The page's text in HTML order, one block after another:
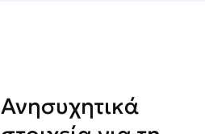
Ανησυχητικά